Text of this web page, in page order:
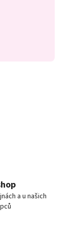
a u našich